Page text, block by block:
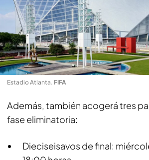
Estadio Atlanta. FIFA
Además, también acogerá tres
fase eliminatoria:
Dieciseisavos de final: